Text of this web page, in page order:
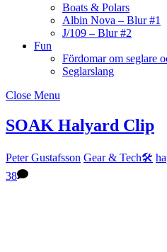
Boats & Polars
Albin Nova – Blur #1
J/109 – Blur #2
Fun
Fördomar om seglare
Seglarslang
Close Menu
SOAK Halyard Clip
Peter Gustafsson Gear & Tech🛠
38